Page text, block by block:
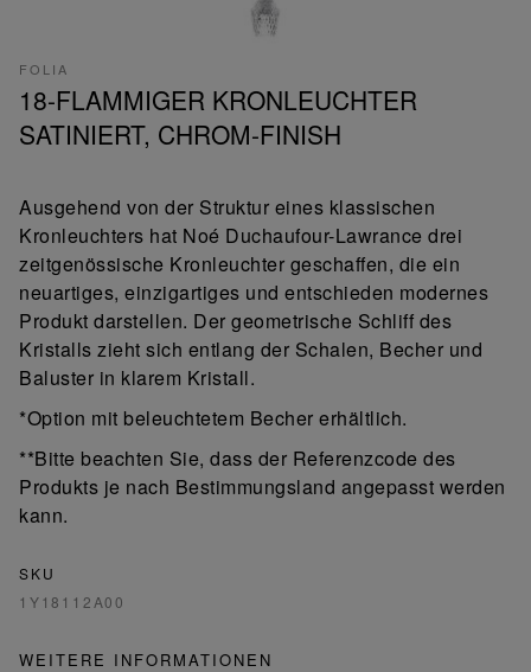
FOLIA
18-FLAMMIGER KRONLEUCHTER
SATINIERT, CHROM-FINISH
Ausgehend von der Struktur eines klassischen
Kronleuchters hat Noé Duchaufour-Lawrance drei
zeitgenössische Kronleuchter geschaffen, die ein
neuartiges, einzigartiges und entschieden modernes
Produkt darstellen. Der geometrische Schliff des
Kristalls zieht sich entlang der Schalen, Becher und
Baluster in klarem Kristall.
*Option mit beleuchtetem Becher erhältlich.
**Bitte beachten Sie, dass der Referenzcode des
Produkts je nach Bestimmungsland angepasst werden
kann.
SKU
1Y18112A00
WEITERE INFORMATIONEN